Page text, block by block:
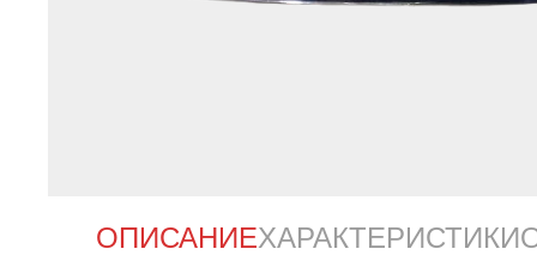
ОПИСАНИЕХАРАКТЕРИСТИКИ